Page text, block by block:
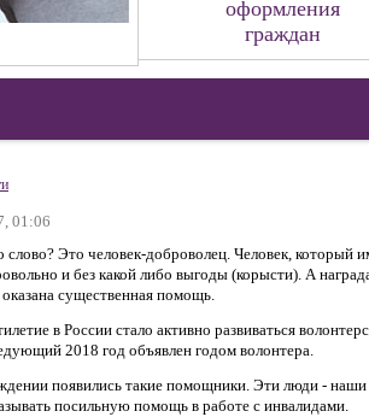
оформления
граждан
01:06
слово? Это человек-доброволец. Человек, который
и без какой либо выгоды (корысти). А
существенная помощь.
в России стало активно развиваться
2018 год объявлен годом волонтера.
появились такие помощники. Эти люди -
посильную помощь в работе с инвалидами.